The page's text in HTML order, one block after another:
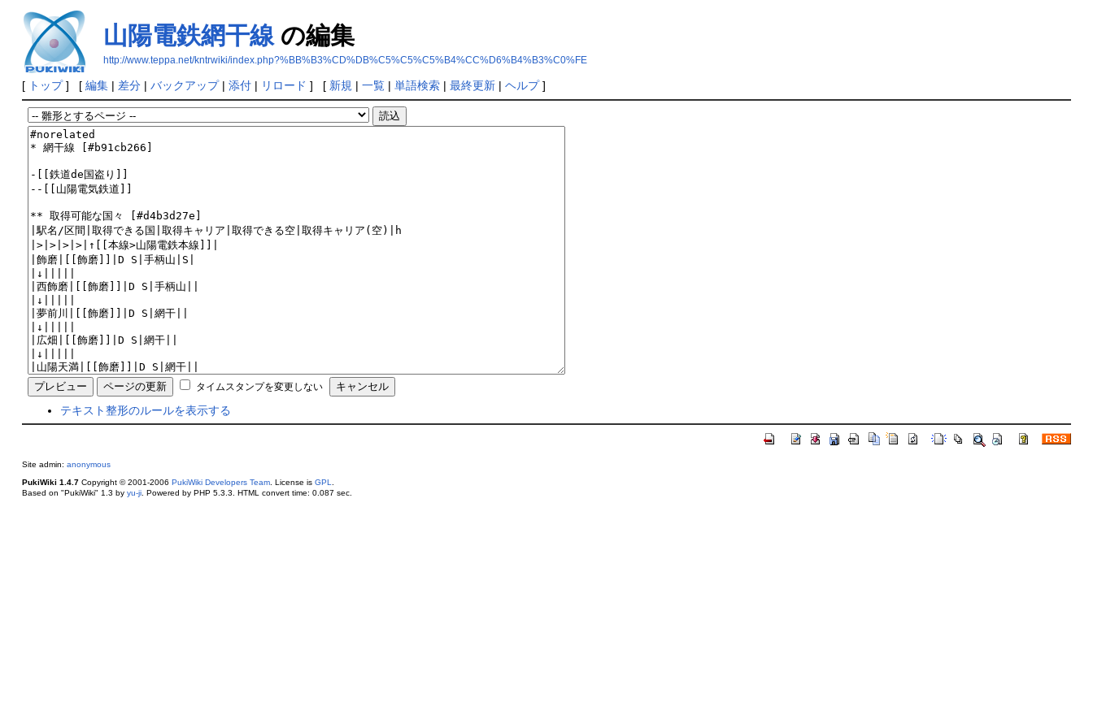
山陽電鉄網干線 の編集
http://www.teppa.net/kntrwiki/index.php?%BB%B3%CD%DB%C5%C5%C5%B4%CC%D6%B4%B3%C0%FE
[ トップ] [ 編集| 差分| バックアップ| 添付| リロード ] [ 新規 | 一覧| 単語検索| 最終更新| ヘルプ]
タイムスタンプを変更しない
テキスト整形のルールを表示する
Site admin: anonymous
PukiWiki 1.4.7Copyright © 2001-2006 PukiWiki Developers Team. License is GPL
Based on "PukiWiki" 1.3 by yu-ji. Powered by PHP 5.3.3. HTML convert time: 0.087 sec.